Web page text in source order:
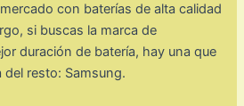
con baterías de alta calidad
si buscas la marca de
duración de batería, hay una que
resto: Samsung.